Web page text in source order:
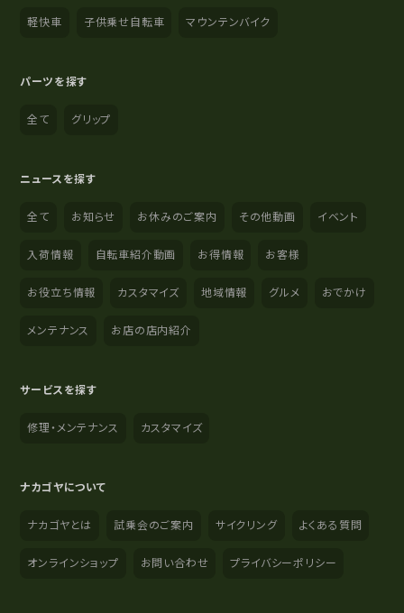
軽快車 子供乗せ自転車 マウンテンバイク
パーツを探す
全て グリップ
ニュースを探す
全て お知らせ お休みのご案内 その他動画 イベント
入荷情報 自転車紹介動画 お得情報 お客様
お役立ち情報 カスタマイズ 地域情報 グルメ おでかけ
メンテナンス お店の店内紹介
サービスを探す
修理・メンテナンス カスタマイズ
ナカゴヤについて
ナカゴヤとは 試乗会のご案内 サイクリング よくある質問
オンラインショップ お問い合わせ プライバシーポリシー